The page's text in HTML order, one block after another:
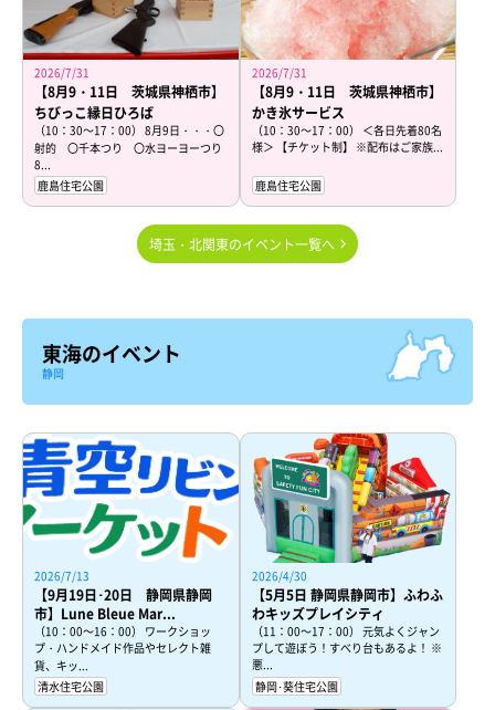
2026/7/31
【8月9・11日 茨城県神栖市】
ちびっこ縁日ひろば
（10：30～17：00） 8月9日・・・〇
射的 〇千本つり 〇水ヨーヨーつり
8...
鹿島住宅公園
2026/7/31
【8月9・11日 茨城県神栖市】
かき氷サービス
（10：30～17：00） ＜各日先着80名
様＞ 【チケット制】 ※配布はご家族...
鹿島住宅公園
埼玉・北関東のイベント一覧へ
東海のイベント
静岡
2026/7/13
【9月19日･20日 静岡県静岡
市】Lune Bleue Mar...
（10：00～16：00） ワークショッ
プ・ハンドメイド作品やセレクト雑
貨、キッ...
清水住宅公園
2026/4/30
【5月5日 静岡県静岡市】ふわふ
わキッズプレイシティ
（11：00～17：00） 元気よくジャン
プして遊ぼう！すべり台もあるよ！ ※
悪...
静岡･葵住宅公園